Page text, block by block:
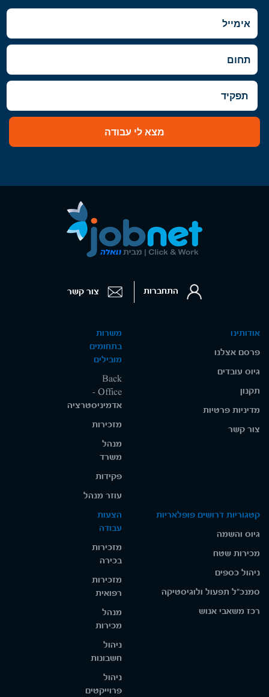
מצא לי עבודה
אודותינו
פרסם אצלנו
גיוס עובדים
תקנון
מדיניות פרטיות
צור קשר
משרות
בתחומים
מובילים
Back
Office -
אדמיניסטרציה
מזכירות
מנהל
משרד
פקידות
עוזר מנהל
קטגוריות דרושים פופלאריות
גיוס והשמה
מכירות שטח
ניהול כספים
סמנכ"ל תפעול ולוגיסטיקה
רכז משאבי אנוש
הצעות
עבודה
מזכירות
בכירה
מזכירות
רפואית
מנהל
מכירות
ניהול
חשבונות
ניהול
פרוייקטים